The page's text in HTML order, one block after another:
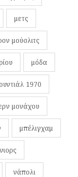
μετς
μούσλιτς
μόδα
1970
μονάχου
μπέλιγχαμ
νάπολι